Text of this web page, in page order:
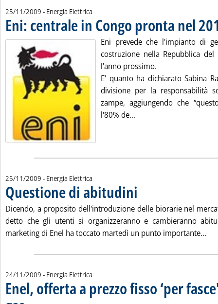
25/11/2009 - Energia Elettrica
Eni: centrale in Congo pronta nel
Eni prevede che l'impianto di
costruzione nella Repubblica
l'anno prossimo.
E' quanto ha dichiarato Sabina
divisione per la responsabilità
zampe, aggiungendo che
l'80% de...
25/11/2009 - Energia Elettrica
Questione di abitudini
Dicendo, a proposito dell'introduzione delle biorarie nel
detto che gli utenti si organizzeranno e cambieranno
marketing di Enel ha toccato martedì un punto importante...
24/11/2009 - Energia Elettrica
Enel, offerta a prezzo fisso ‘per
. Sottotitolo: Presentate “Energia Tutto Compreso” con una ‘taglia' in più e ”Gas
. Pubblicata martedì 24 novembre 2009 alle 18.23.